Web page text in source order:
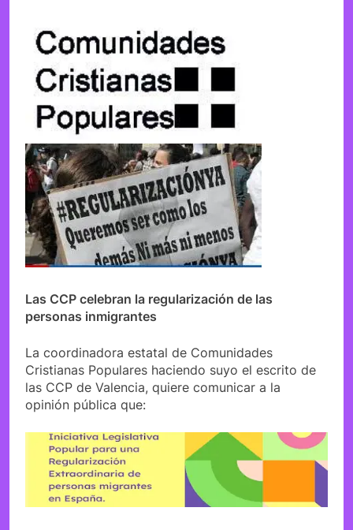
Las CCP celebran la regularización de las
personas inmigrantes
La coordinadora estatal de Comunidades
Cristianas Populares haciendo suyo el escrito de
las CCP de Valencia, quiere comunicar a la
opinión pública que: